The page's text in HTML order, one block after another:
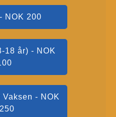
NOK 200
18 år) - NOK
- NOK